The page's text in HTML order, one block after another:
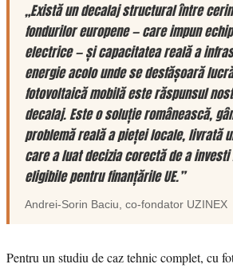
„Există un decalaj structural între
fondurilor europene — care impun
electrice — și capacitatea reală a
energie acolo unde se desfășoară
fotovoltaică mobilă este răspunsul
decalaj. Este o soluție românească,
problemă reală a pieței locale, livrată
care a luat decizia corectă de a
eligibile pentru finanțările UE.”
Andrei-Sorin Baciu, co-fondator UZINEX
Pentru un studiu de caz tehnic complet, cu